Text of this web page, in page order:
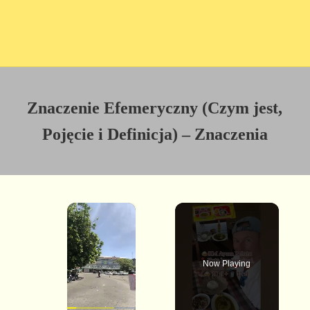
Znaczenie Efemeryczny (Czym jest,
Pojęcie i Definicja) – Znaczenia
×
Now Playing